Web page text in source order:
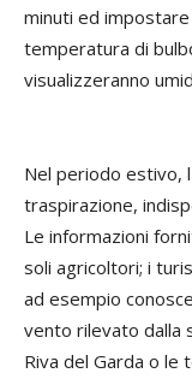
minuti ed
temperatura di
visualizzeranno
Nel periodo estivo,
traspirazione,
Le informazioni
soli agricoltori; i
ad esempio
vento rilevato dalla
Riva del Garda o